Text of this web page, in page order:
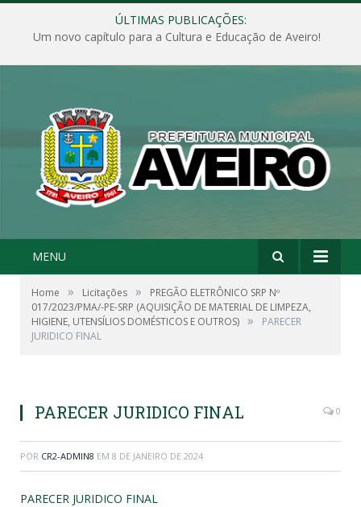
ÚLTIMAS PUBLICAÇÕES:
Um novo capítulo para a Cultura e Educação de Aveiro!
MENU
Home » Licitações »
PREGÃO ELETRÔNICO SRP Nº
017/2023/PMA/-PE-SRP (AQUISIÇÃO DE MATERIAL DE LIMPEZA,
HIGIENE, UTENSÍLIOS DOMÉSTICOS E OUTROS) »
PARECER
JURIDICO FINAL
PARECER JURIDICO FINAL 0
POR CR2-ADMIN8 EM 8 DE JANEIRO DE 2024
PARECER JURIDICO FINAL